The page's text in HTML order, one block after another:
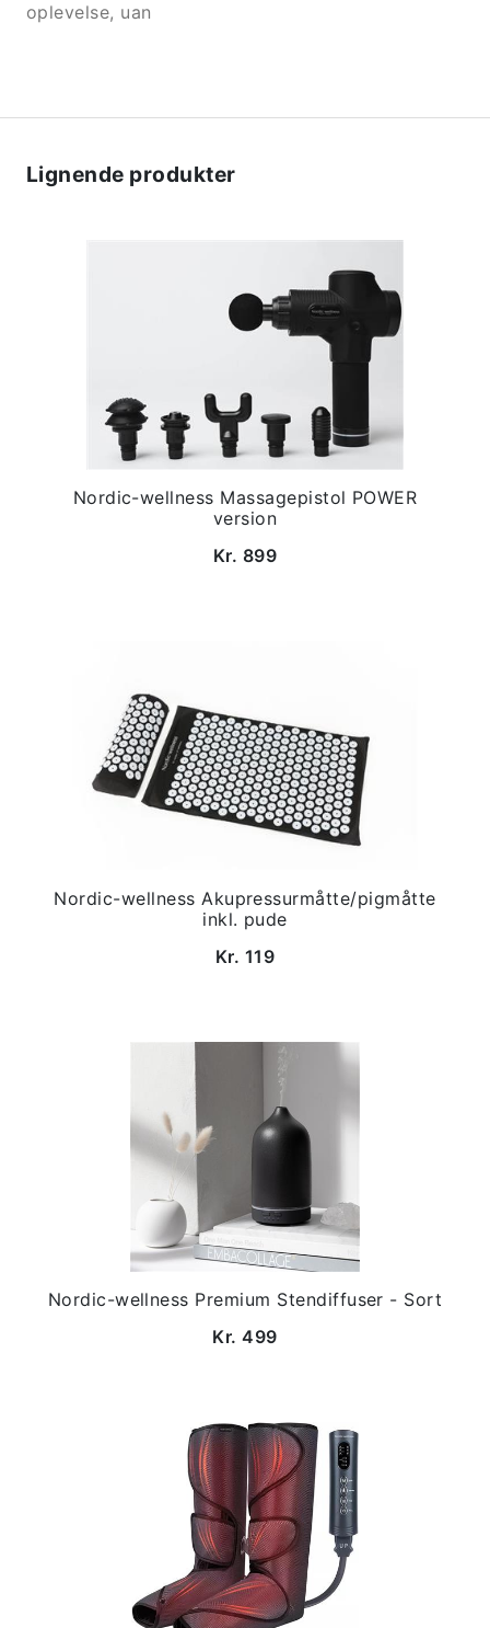
oplevelse, uan
Lignende produkter
Nordic-wellness Massagepistol POWER
version
Kr. 899
Nordic-wellness Akupressurmåtte/pigmåtte
inkl. pude
Kr. 119
Nordic-wellness Premium Stendiffuser - Sort
Kr. 499